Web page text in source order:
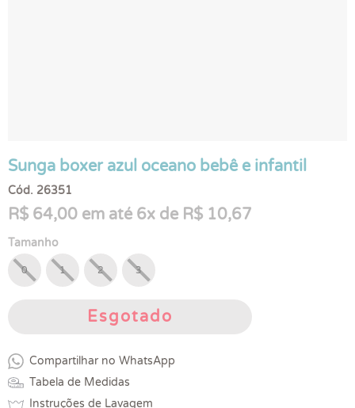
Sunga boxer azul oceano bebê e infantil
Cód. 26351
R$ 64,00 em até 6x de R$ 10,67
Tamanho
0 1 2 3
Esgotado
Compartilhar no WhatsApp
Tabela de Medidas
Instruções de Lavagem